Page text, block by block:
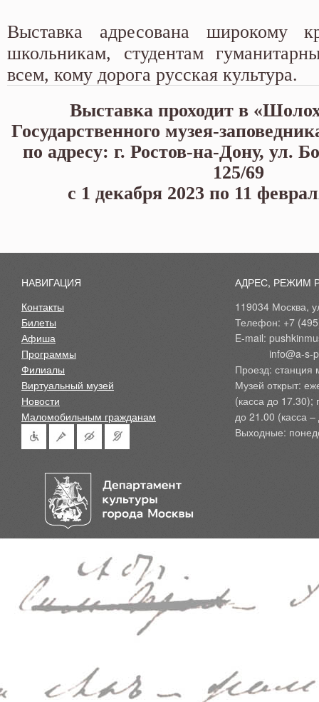
Выставка адресована широкому
школьникам, студентам
всем, кому дорога русская культура.
Выставка проходит в
Государственного музея-
по адресу: г. Ростов-на-Дону, ул.
125/69
с 1 декабря 2023 по 11
НАВИГАЦИЯ
Контакты
Билеты
Афиша
Программы
Филиалы
Виртуальный музей
Новости
Маломобильным гражданам
АДРЕС, РЕЖИМ
119034 Москва,
Телефон: +7
E-mail:
Проезд: станция
Музей открыт:
(касса до 17.30);
до 21.00 (касса
Выходные: